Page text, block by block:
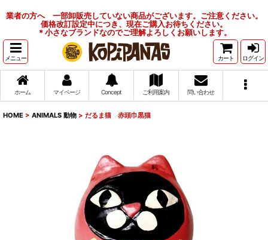
業者の方へ 一部卸販売していない商品がございます。ご注意ください。
価格改訂設定中につき、現在ご購入お待ちください。
＊小さなブランドなのでご理解よろしくお願いします。
メニュー カート ログイン
ホーム マイページ Concept ご利用案内 問い合わせ
HOME > ANIMALS 動物 > だるま猫 赤頭巾黒猫